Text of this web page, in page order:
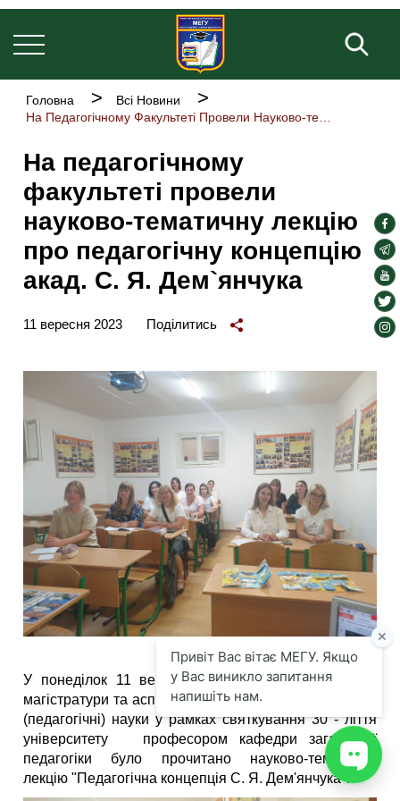
Перейти
до
основного
вмісту
Основна
Рядок
навіґації
Головна
Всі Новини
На педагогічному
факультеті провели
науково-тематичну лекцію
про педагогічну концепцію
акад. С. Я. Дем`янчука
11 вересня 2023 Поділитись
У понеділок 11 вересня 2023 р. для студентів
магістратури та аспірантів спеціальності 011 Освітні
(педагогічні) науки у рамках святкування 30 - ліття
університету професором кафедри загальтної
педагогіки було прочитано науково-тематичну
лекцію "Педагогічна концепція С. Я. Дем'янчука".